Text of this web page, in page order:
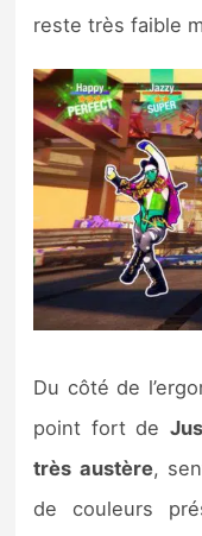
reste très faible
Du côté de
point fort de
très austère,
de couleurs